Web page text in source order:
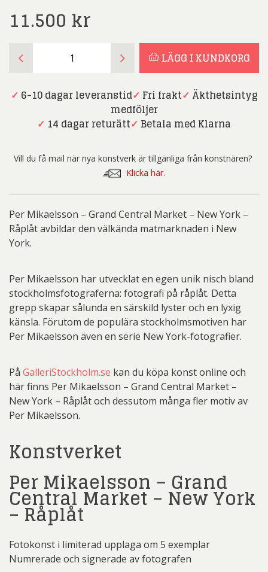
11.500 kr
Mikaelsson
Grand
Market
York
Råplåt
mängd
LÄGG I KUNDKORG
✓ 6-10 dagar leveranstid✓ Fri frakt✓ Äkthetsintyg
medföljer
✓ 14 dagar returätt✓ Betala med Klarna
Vill du få mail när nya konstverk är tillgänliga från konstnären?
Klicka här.
Per Mikaelsson – Grand Central Market – New York –
Råplåt avbildar den välkända matmarknaden i New
York.
Per Mikaelsson har utvecklat en egen unik nisch bland
stockholmsfotograferna: fotografi på råplåt. Detta
grepp skapar sålunda en särskild lyster och en lyxig
känsla. Förutom de populära stockholmsmotiven har
Per Mikaelsson även en serie New York-fotografier.
På GalleriStockholm.se kan du köpa konst online och
här finns Per Mikaelsson – Grand Central Market –
New York – Råplåt och dessutom många fler motiv av
Per Mikaelsson.
Konstverket
Per Mikaelsson – Grand
Central Market – New York
– Råplåt
Fotokonst i limiterad upplaga om 5 exemplar
Numrerade och signerade av fotografen